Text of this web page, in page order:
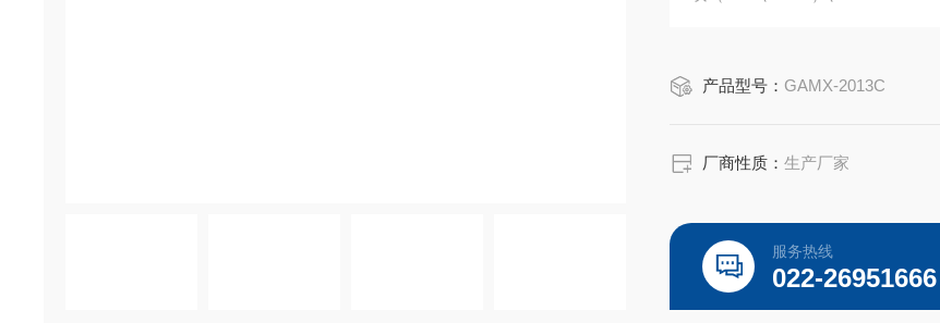
产品型号： GAMX-2013C
厂商性质：生产厂家
服务热线
022-26951666